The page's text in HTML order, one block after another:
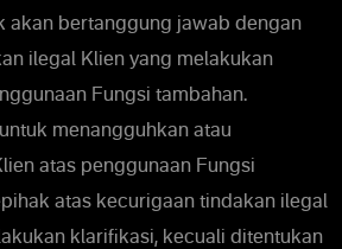
akan bertanggung jawab dengan
ilegal Klien yang melakukan
Fungsi tambahan.
menangguhkan atau
atas penggunaan Fungsi
atas kecurigaan tindakan ilegal
klarifikasi, kecuali ditentukan